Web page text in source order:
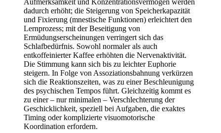
dadurch erhöht; die Steigerung von Speicherkapazität
und Fixierung (mnestische Funktionen) erleichtert den
Lernprozess; mit der Beseitigung von
Ermüdungserscheinungen verringert sich das
Schlafbedürfnis. Sowohl normaler als auch
entkoffeinierter Kaffee erhöhten die Nervenaktivität.
Die Stimmung kann sich bis zu leichter Euphorie
steigern. In Folge von Assoziationsbahnung verkürzen
sich die Reaktionszeiten, was zu einer Beschleunigung
des psychischen Tempos führt. Gleichzeitig kommt es
zu einer – nur minimalen – Verschlechterung der
Geschicklichkeit, speziell bei Aufgaben, die exaktes
Timing oder komplizierte visuomotorische
Koordination erfordern.